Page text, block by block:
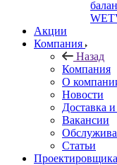
Акции
Компания
Назад
Компания
О
Новости
Доставка
Вакансии
Статьи